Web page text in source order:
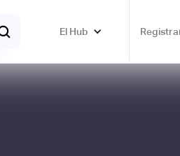
El Hub